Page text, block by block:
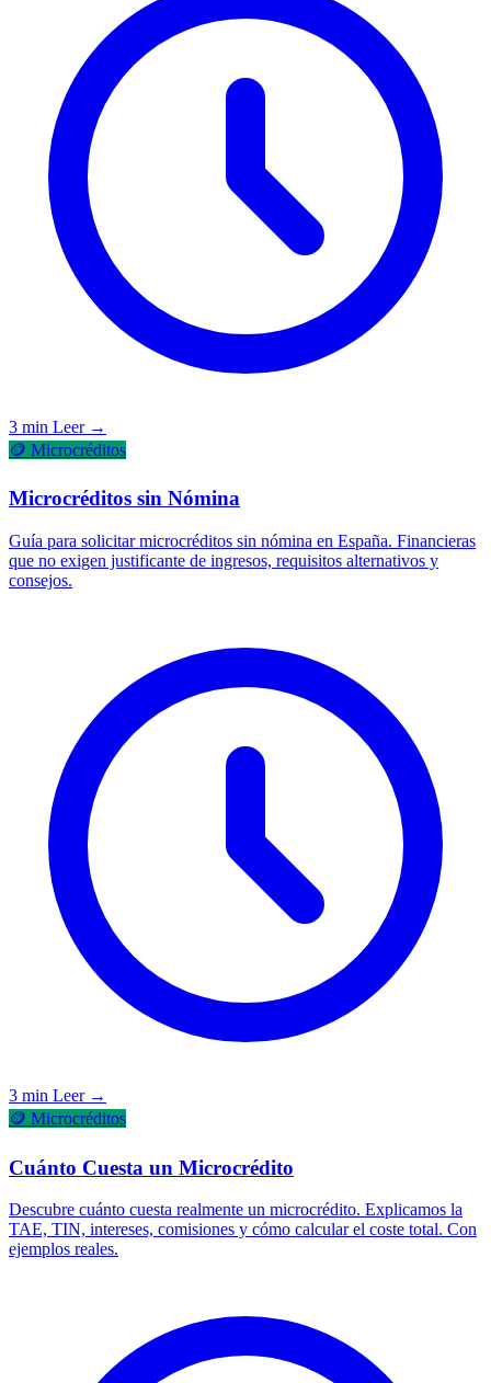
3 min Leer →
🪙 Microcréditos
Microcréditos sin Nómina
Guía para solicitar microcréditos sin nómina en España. Financieras
que no exigen justificante de ingresos, requisitos alternativos y
consejos.
3 min Leer →
🪙 Microcréditos
Cuánto Cuesta un Microcrédito
Descubre cuánto cuesta realmente un microcrédito. Explicamos la
TAE, TIN, intereses, comisiones y cómo calcular el coste total. Con
ejemplos reales.